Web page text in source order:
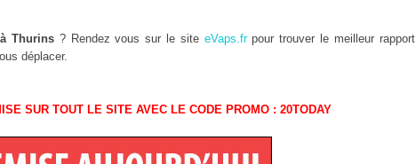
Thurins? Rendez vous sur le site eVaps.frpour trouver le meilleur rapport
déplacer.
SUR TOUT LE SITE AVEC LE CODE PROMO : 20TODAY